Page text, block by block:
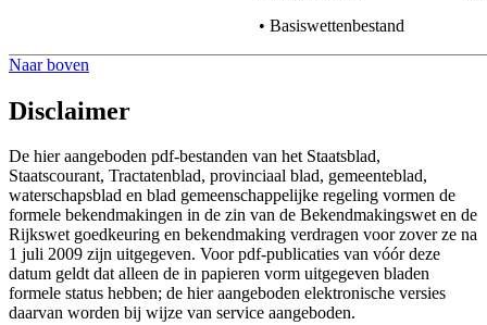
• Basiswettenbestand
Naar boven
Disclaimer
De hier aangeboden pdf-bestanden van het Staatsblad,
Staatscourant, Tractatenblad, provinciaal blad, gemeenteblad,
waterschapsblad en blad gemeenschappelijke regeling vormen de
formele bekendmakingen in de zin van de Bekendmakingswet en de
Rijkswet goedkeuring en bekendmaking verdragen voor zover ze na
1 juli 2009 zijn uitgegeven. Voor pdf-publicaties van vóór deze
datum geldt dat alleen de in papieren vorm uitgegeven bladen
formele status hebben; de hier aangeboden elektronische versies
daarvan worden bij wijze van service aangeboden.